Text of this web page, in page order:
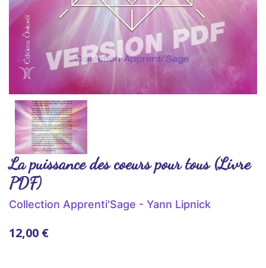
La puissance des coeurs pour tous (Livre
PDF)
Collection Apprenti'Sage - Yann Lipnick
12,00 €